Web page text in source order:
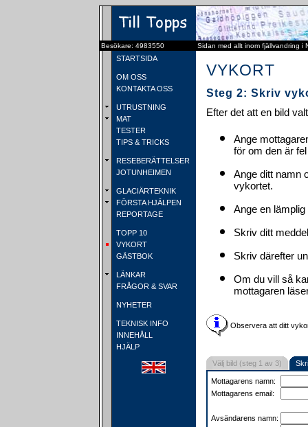
Besökare: 4983550 Sidan med allt inom fjällvandring i
STARTSIDA
OM OSS
KONTAKTA OSS
UTRUSTNING
MAT
TESTER
TIPS & TRICKS
RESEBERÄTTELSER
JOTUNHEIMEN
GLACIÄRTEKNIK
FÖRSTA HJÄLPEN
REPORTAGE
TOPP 10
VYKORT
GÄSTBOK
LÄNKAR
FRÅGOR & SVAR
NYHETER
TEKNISK INFO
INNEHÅLL
HJÄLP
VYKORT
Steg 2: Skriv
Efter det att en bild
Ange
för om den är
Ange ditt namn
vykortet.
Ange en lämplig
Skriv ditt
Skriv därefter
Om du vill så
mottagaren
Observera att ditt
Välj bild (steg 1 av 3)
Mottagarens namn:
Mottagarens email:
Avsändarens namn: